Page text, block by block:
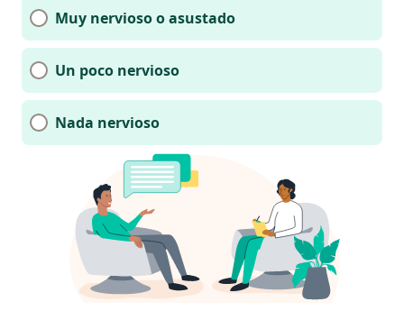
Muy nervioso o asustado
Un poco nervioso
Nada nervioso